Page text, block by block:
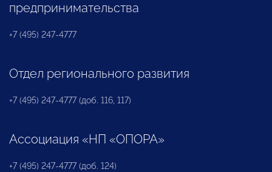
предпринимательства
+7 (495) 247-4777
Отдел регионального развития
+7 (495) 247-4777 (доб. 116, 117)
Ассоциация «НП «ОПОРА»
+7 (495) 247-4777 (доб. 124)